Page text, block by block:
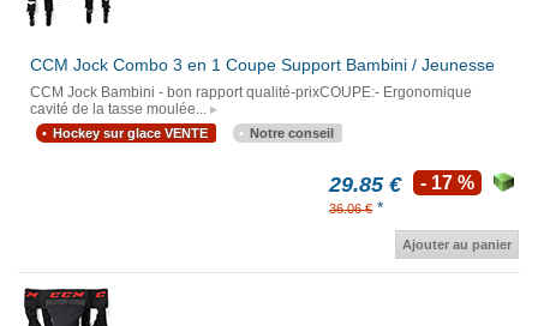
CCM Jock Combo 3 en 1 Coupe Support Bambini / Jeunesse
CCM Jock Bambini - bon rapport qualité-prixCOUPE:- Ergonomique
cavité de la tasse moulée...
Hockey sur glace VENTE Notre conseil
29.85 €
36.06 € *
- 17 %
Ajouter au panier